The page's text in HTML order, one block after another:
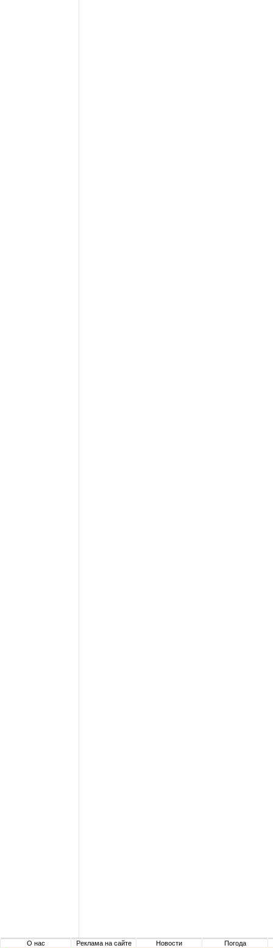
О нас Реклама на сайте Новости Погода